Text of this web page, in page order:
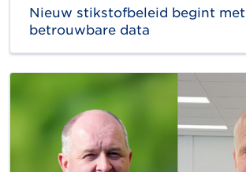
Nieuw stikstofbeleid begint met
betrouwbare data